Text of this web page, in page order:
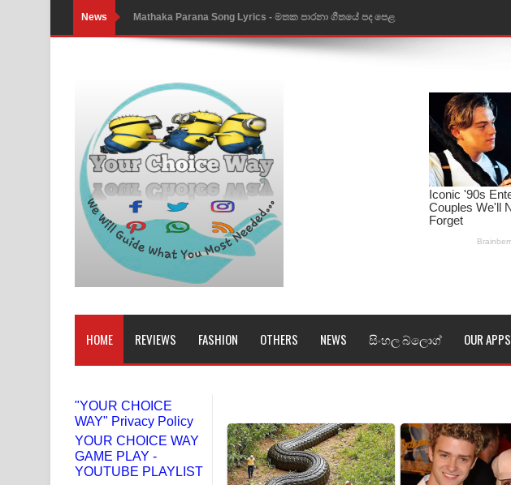
News Nimnadhen Song Lyrics - නිම්නාදෙන් ගීතයේ පද පෙළ
Obamai Mage Adare Song Lyrics - ඔබමයි මගේ ආදරේ ගීතයේ පද පෙළ
Pansal Gihin Song Lyrics - පන්සල් ගිහිං ගීතයේ පද පෙළ
Ankeliya Song Lyrics - අංකෙළිය ගීතයේ පද පෙළ
DEAR GOD Song Lyrics - ඩියර් ගෝඩ් ගීතයේ පද පෙළ
MANAMALA KATHA Song Lyrics - මනමාල කතා ගීතයේ පද පෙළ
Dai Dai Lyrics - Shakira, Burna Boy | 2026 football world cup song lyrics
Lassana Amma Song Lyrics - ලස්සන අම්මා ගීතයේ පද පෙළ
Gemak Deela Song Lyrics - ගේමක් දීලා ගීතයේ පද පෙළ
Doni Song Lyrics - දෝණි ගීතයේ පද පෙළ
Benthara Palame Song Lyrics - බෙන්තර පාලමේ ගීතයේ පද පෙළ
HOME REVIEWS FASHION OTHERS NEWS සිංහල බ්ලොග් OUR APPS
"YOUR CHOICE
WAY" Privacy Policy
YOUR CHOICE WAY
GAME PLAY -
YOUTUBE PLAYLIST